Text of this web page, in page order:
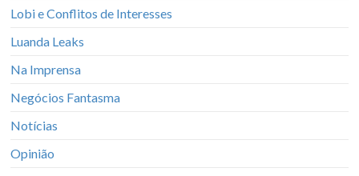
Lobi e Conflitos de Interesses
Luanda Leaks
Na Imprensa
Negócios Fantasma
Notícias
Opinião